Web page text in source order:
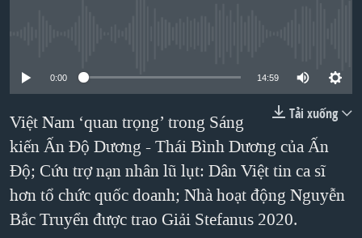
tới
"Tìm"NGƯỜI VIỆT HẢI NGOẠI
ĐỜI SỐNG
KINH TẾ
KHOA HỌC
CHIẾN TRANH THƯƠNG MẠI CỦA MỸ: QUÁ KHỨ VÀ HIỆN
HÀNH TRÌNH BẦU CỬ 2024
MỘT NĂM CHIẾN TRANH TẠI DẢI GAZA
GIẢI MÃ VÀNH ĐAI & CON ĐƯỜNG
NGÀY TỊ NẠN THẾ GIỚI
HỌC TIẾNG ANH
VIDEO
NGHE
MẠNG XÃ HỘI
0:00 14:59
Tải xuống
Việt Nam ‘quan trọng’ trong Sáng
kiến ​​Ấn Độ Dương - Thái Bình Dương của Ấn
Độ; Cứu trợ nạn nhân lũ lụt: Dân Việt tin ca sĩ
hơn tổ chức quốc doanh; Nhà hoạt động Nguyễn
Bắc Truyển được trao Giải Stefanus 2020.